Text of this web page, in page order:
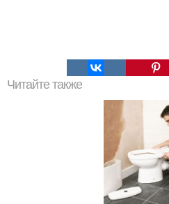
Читайте также